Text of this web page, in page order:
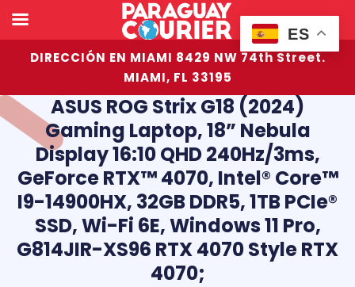
DIRECCIÓN EN MIAMI 8429 NW 74th Street.
MIAMI, FL 33195
ASUS ROG Strix G18 (2024)
Gaming Laptop, 18” Nebula
Display 16:10 QHD 240Hz/3ms,
GeForce RTX™ 4070, Intel® Core™
I9-14900HX, 32GB DDR5, 1TB PCIe®
SSD, Wi-Fi 6E, Windows 11 Pro,
G814JIR-XS96 RTX 4070 Style RTX
4070;
ES